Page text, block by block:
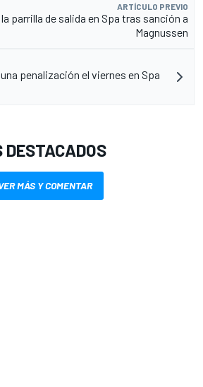
ARTÍCULO PREVIO
parrilla de salida en Spa tras sanción a
Magnussen
penalización el viernes en Spa
DESTACADOS
MÁS Y COMENTAR